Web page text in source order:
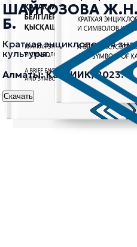
ШАЙГОЗОВА
Б.
Краткая энциклопедия
культуры.
Алматы: КазНИИК, 2023.
Скачать